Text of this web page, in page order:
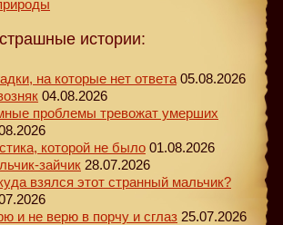
истории:
на которые нет ответа 05.08.2026
04.08.2026
проблемы тревожат умерших
которой не было 01.08.2026
зайчик 28.07.2026
взялся этот странный мальчик?
и не верю в порчу и сглаз 25.07.2026